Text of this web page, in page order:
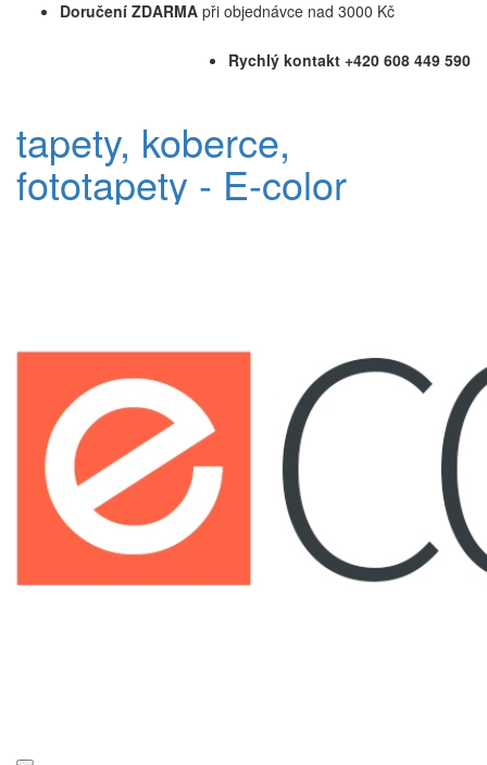
Doručení ZDARMA při objednávce nad 3000 Kč
Rychlý kontakt +420 608 449 590
tapety, koberce,
fototapety - E-color